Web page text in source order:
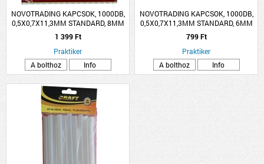
NOVOTRADING KAPCSOK, 1000DB,
0,5X0,7X11,3MM STANDARD, 8MM
1 399 Ft
Praktiker
A bolthoz
Info
NOVOTRADING KAPCSOK, 1000DB,
0,5X0,7X11,3MM STANDARD, 6MM
799 Ft
Praktiker
A bolthoz
Info